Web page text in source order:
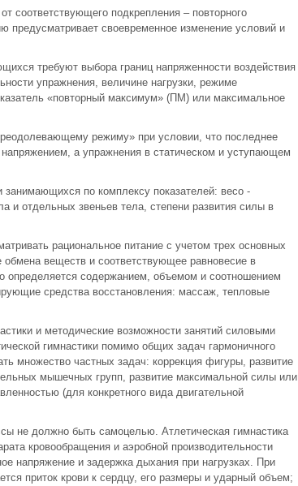
соответствующего подкрепления – повторного
предусматривает своевременное изменение условий и
требуют выбора границ напряженности воздействия
упражнения, величине нагрузки, режиме
«повторный максимум» (ПМ) или максимальное
режиму» при условии, что последнее
а упражнения в статическом и уступающем
занимающихся по комплексу показателей: весо -
и отдельных звеньев тела, степени развития силы в
рациональное питание с учетом трех основных
обмена веществ и соответствующее равновесие в
определяется содержанием, объемом и соотношением
средства восстановления: массаж, тепловые
и методические возможности занятий силовыми
гимнастики помимо общих задач гармоничного
множество частных задач: коррекция фигуры, развитие
мышечных групп, развитие максимальной силы или
(для конкретного вида двигательной
не должно быть самоцелью. Атлетическая гимнастика
кровообращения и аэробной производительности
напряжение и задержка дыхания при нагрузках. При
приток крови к сердцу, его размеры и ударный объем;